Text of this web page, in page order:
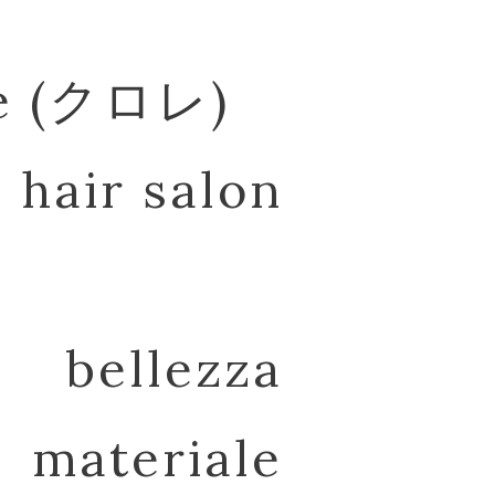
(クロレ)
hair salon
bellezza
materiale